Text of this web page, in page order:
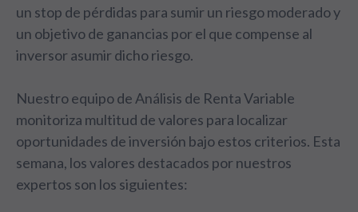
un stop de pérdidas para sumir un riesgo moderado y
un objetivo de ganancias por el que compense al
inversor asumir dicho riesgo.
Nuestro equipo de Análisis de Renta Variable
monitoriza multitud de valores para localizar
oportunidades de inversión bajo estos criterios. Esta
semana, los valores destacados por nuestros
expertos son los siguientes: